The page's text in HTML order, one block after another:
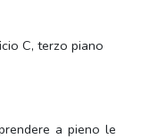
C, terzo piano
a pieno le